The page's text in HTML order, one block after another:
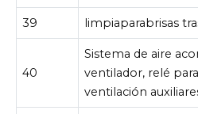
39 limpiaparabrisas
40
Sistema de aire
ventilador, relé
ventilación